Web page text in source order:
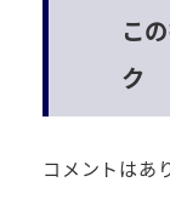
こ
ク
コメントはあ